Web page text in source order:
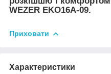
WEZER EKO16A-09.
Приховати
Характеристики